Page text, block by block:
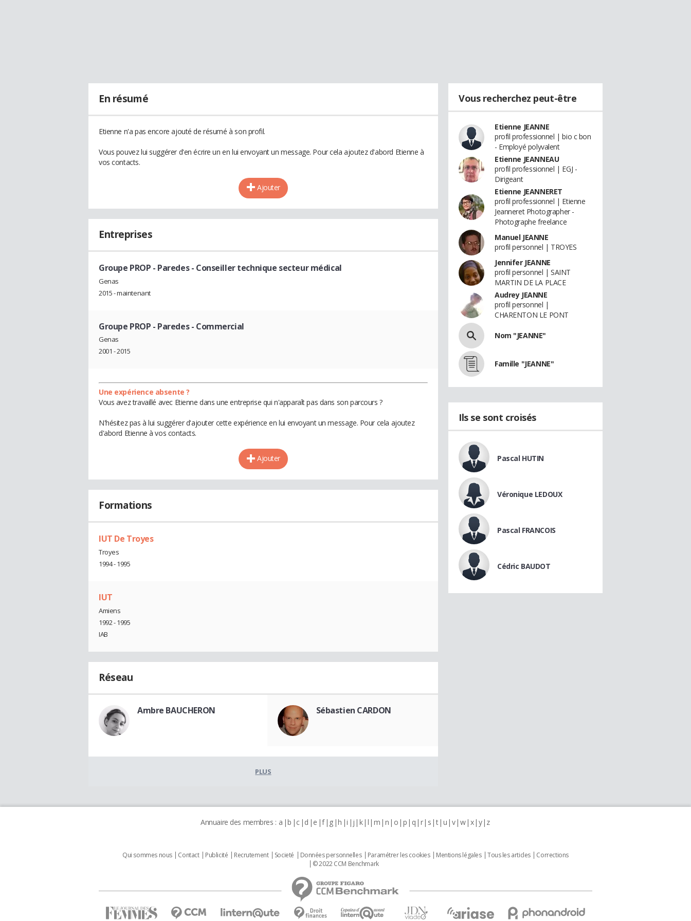
En résumé
Etienne n'a pas encore ajouté de résumé à son profil.
Vous pouvez lui suggérer d'en écrire un en lui envoyant un message. Pour cela ajoutez d'abord Etienne à
vos contacts.
Ajouter
Entreprises
Groupe PROP - Paredes- Conseiller technique secteur médical
Genas
2015 - maintenant
Groupe PROP - Paredes- Commercial
Genas
2001 - 2015
Une expérience absente ?
Vous avez travaillé avec Etienne dans une entreprise qui n'apparaît pas dans son parcours ?
N'hésitez pas à lui suggérer d'ajouter cette expérience en lui envoyant un message. Pour cela ajoutez
d'abord Etienne à vos contacts.
Ajouter
Formations
IUT De Troyes
Troyes
1994 - 1995
IUT
Amiens
1992 - 1995
IAB
Réseau
Ambre BAUCHERON Sébastien CARDON
PLUS
Vous recherchez peut-être
Etienne JEANNE
profil professionnel | bio c bon
- Employé polyvalent
Etienne JEANNEAU
profil professionnel | EGJ -
Dirigeant
Etienne JEANNERET
profil professionnel | Etienne
Jeanneret Photographer -
Photographe freelance
Manuel JEANNE
profil personnel | TROYES
Jennifer JEANNE
profil personnel | SAINT
MARTIN DE LA PLACE
Audrey JEANNE
profil personnel |
CHARENTON LE PONT
Nom "JEANNE"
Famille "JEANNE"
Ils se sont croisés
Pascal HUTIN
Véronique LEDOUX
Pascal FRANCOIS
Cédric BAUDOT
Annuaire des membres : a b c d e f g h i j k l m n o p q r s t u v w x y z
Qui sommes nous Contact Publicité Recrutement Societé Données personnelles Paramétrer les cookies Mentions légales Tous les articles
Corrections
© 2022 CCM Benchmark